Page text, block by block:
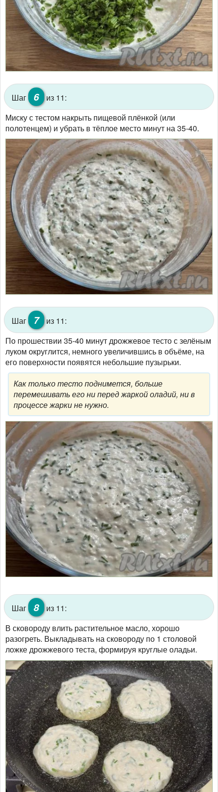
Шаг 6
из 11:
Миску с тестом накрыть пищевой плёнкой (или
полотенцем) и убрать в тёплое место минут на 35-40.
Шаг 7
из 11:
По прошествии 35-40 минут дрожжевое тесто с зелёным
луком округлится, немного увеличившись в объёме, на
его поверхности появятся небольшие пузырьки.
Как только тесто поднимется, больше
перемешивать его ни перед жаркой оладий, ни в
процессе жарки не нужно.
Шаг 8
из 11:
В сковороду влить растительное масло, хорошо
разогреть. Выкладывать на сковороду по 1 столовой
ложке дрожжевого теста, формируя круглые оладьи.